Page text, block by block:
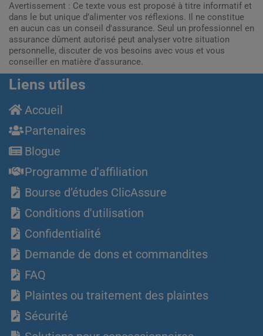
Avertissement : Ce texte vous est proposé à titre informatif et
dans le but unique d’alimenter vos réflexions. Il ne constitue
en aucun cas un conseil d'assurance. Seul un professionnel en
assurance dûment autorisé peut analyser votre situation
personnelle, discuter de vos besoins avec vous et vous
conseiller en matière d’assurance.
Liens utiles
Accueil
Partenaires
Blogue
Programme d'affiliation
Bourse d’études ClicAssure
Conditions d'utilisation
Confidentialité
Demande de dons et commandites
FAQ
Plaintes ou traitement des plaintes
Sécurité